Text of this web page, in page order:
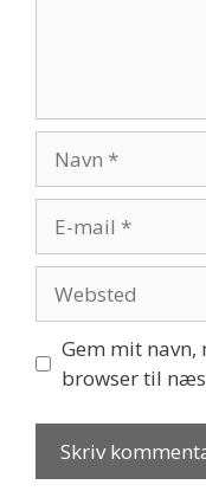
mail
Gem mit navn,
browser til